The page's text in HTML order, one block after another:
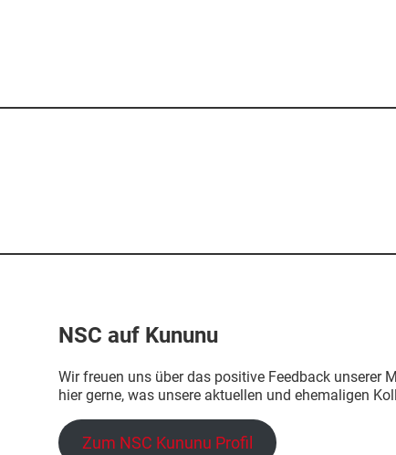
NSC auf Kununu
Wir freuen uns über das positive Feedback unserer
hier gerne, was unsere aktuellen und ehemaligen
Zum NSC Kununu Profil